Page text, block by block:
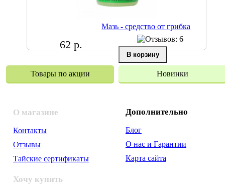
Мазь - средство от грибка
62 р.
Товары по акции Новинки
О магазине
Контакты
Отзывы
Тайские сертификаты
Хочу купить
Дополнительно
Блог
О нас и Гарантии
Карта сайта